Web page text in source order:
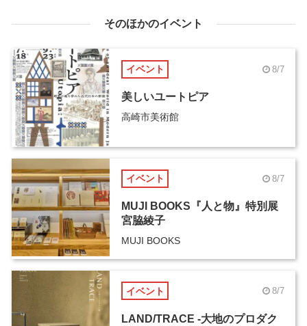
そのほかのイベント
イベント 8/7
美しいユートピア
高崎市美術館
イベント 8/7
MUJI BOOKS『人と物』特別展
宮脇綾子
MUJI BOOKS
イベント 8/7
LAND/TRACE -大地のプロダク